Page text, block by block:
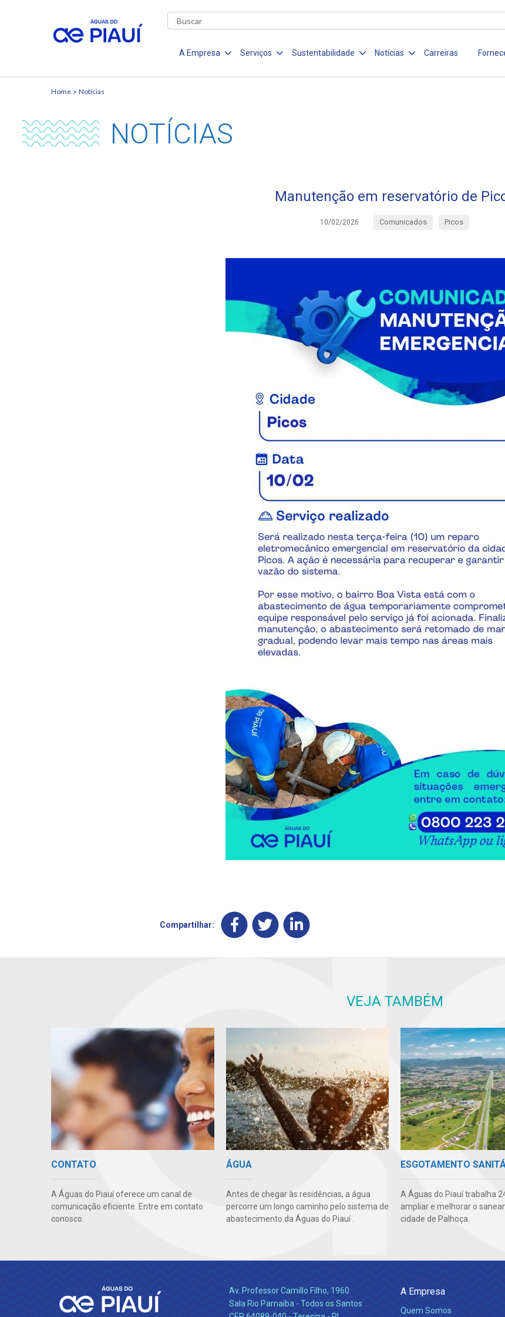
A Empresa Serviços Sustentabilidade Notícias Carreiras
Home Notícias
NOTÍCIAS
Manutenção em reservatório de
10/02/2026 Comunicados Picos
Compartilhar:
VEJA TAMBÉM
CONTATO
A Águas do Piauí oferece um canal de
comunicação eficiente. Entre em contato
conosco.
ÁGUA
Antes de chegar às residências, a água
percorre um longo caminho pelo sistema de
abastecimento da Águas do Piauí .
ESGOTAMENTO
A Águas do Piauí trabalha
ampliar e melhorar o
cidade de Palhoça.
Av. Professor Camillo Filho, 1960
Sala Rio Parnaiba - Todos os Santos
A Empresa
Quem Somos